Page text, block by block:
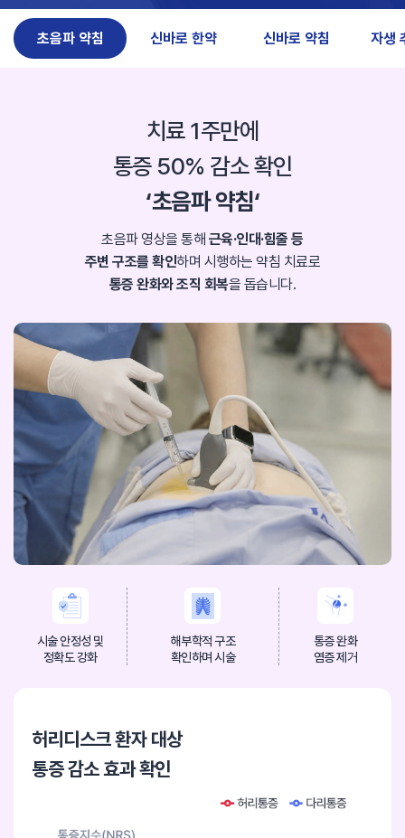
초음파 약침 신바로 한약 신바로 약침 자생
치료 1주만에
통증 50% 감소 확인
‘초음파 약침‘
초음파 영상을 통해 근육·인대·힘줄 등
주변 구조를 확인하며 시행하는 약침 치료로
통증 완화와 조직 회복을 돕습니다.
시술 안정성 및
정확도 강화
해부학적 구조
확인하며 시술
통증 완화
염증 제거
허리디스크 환자 대상
통증 감소 효과 확인